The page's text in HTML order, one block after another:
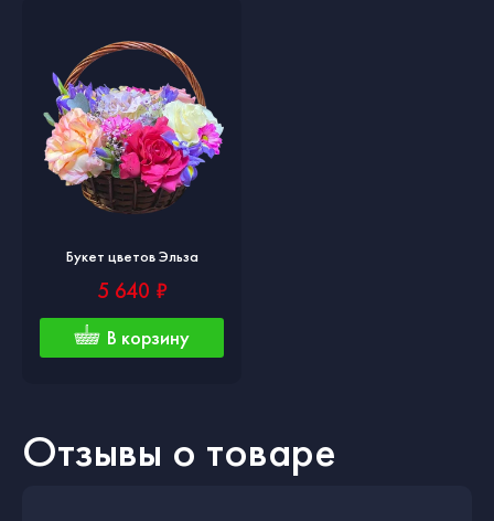
Отзывы о товаре
Букет цветов Эльза
5 640 ₽
В корзину